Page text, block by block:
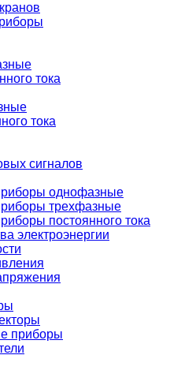
тока
тока
сигналов
однофазные
трехфазные
постоянного тока
электроэнергии
приборы